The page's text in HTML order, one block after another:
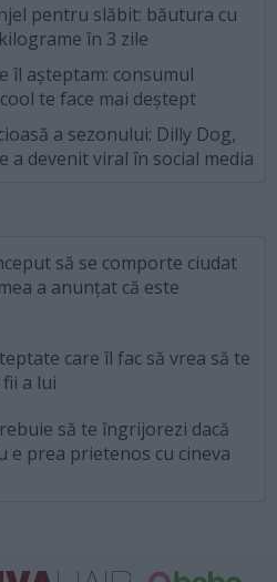
pentru slăbit: băutura cu
în 3 zile
îl așteptam: consumul
te face mai deștept
a sezonului: Dilly Dog,
a devenit viral în social media
să se comporte ciudat
a anunțat că este
care îl fac să vrea să te
a lui
să te îngrijorezi dacă
e prea prietenos cu cineva